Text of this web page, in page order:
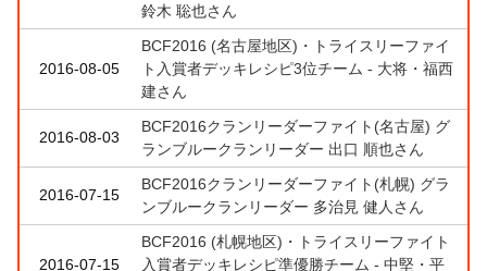
鈴木 聡也さん
2016-08-05
BCF2016 (名古屋地区)・トライスリーファイ
ト入賞者デッキレシピ3位チーム - 大将・福西
建さん
2016-08-03
BCF2016クランリーダーファイト(名古屋) グ
ランブルークランリーダー 出口 順也さん
2016-07-15
BCF2016クランリーダーファイト(札幌) グラ
ンブルークランリーダー 多治見 健人さん
2016-07-15
BCF2016 (札幌地区)・トライスリーファイト
入賞者デッキレシピ準優勝チーム - 中堅・平